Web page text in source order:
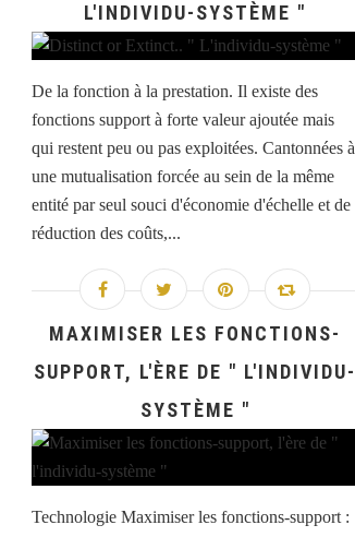
L'INDIVIDU-SYSTÈME "
De la fonction à la prestation. Il existe des
fonctions support à forte valeur ajoutée mais
qui restent peu ou pas exploitées. Cantonnées à
une mutualisation forcée au sein de la même
entité par seul souci d'économie d'échelle et de
réduction des coûts,...
MAXIMISER LES FONCTIONS-
SUPPORT, L'ÈRE DE " L'INDIVIDU-
SYSTÈME "
Technologie Maximiser les fonctions-support :